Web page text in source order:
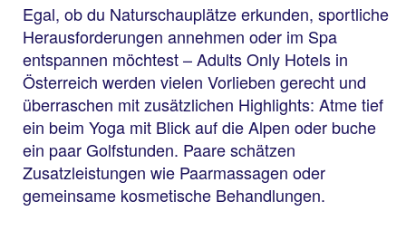
Egal, ob du Naturschauplätze erkunden, sportliche
Herausforderungen annehmen oder im Spa
entspannen möchtest – Adults Only Hotels in
Österreich werden vielen Vorlieben gerecht und
überraschen mit zusätzlichen Highlights: Atme tief
ein beim Yoga mit Blick auf die Alpen oder buche
ein paar Golfstunden. Paare schätzen
Zusatzleistungen wie Paarmassagen oder
gemeinsame kosmetische Behandlungen.